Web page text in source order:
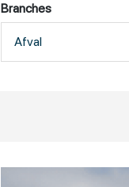
Branches
Afval